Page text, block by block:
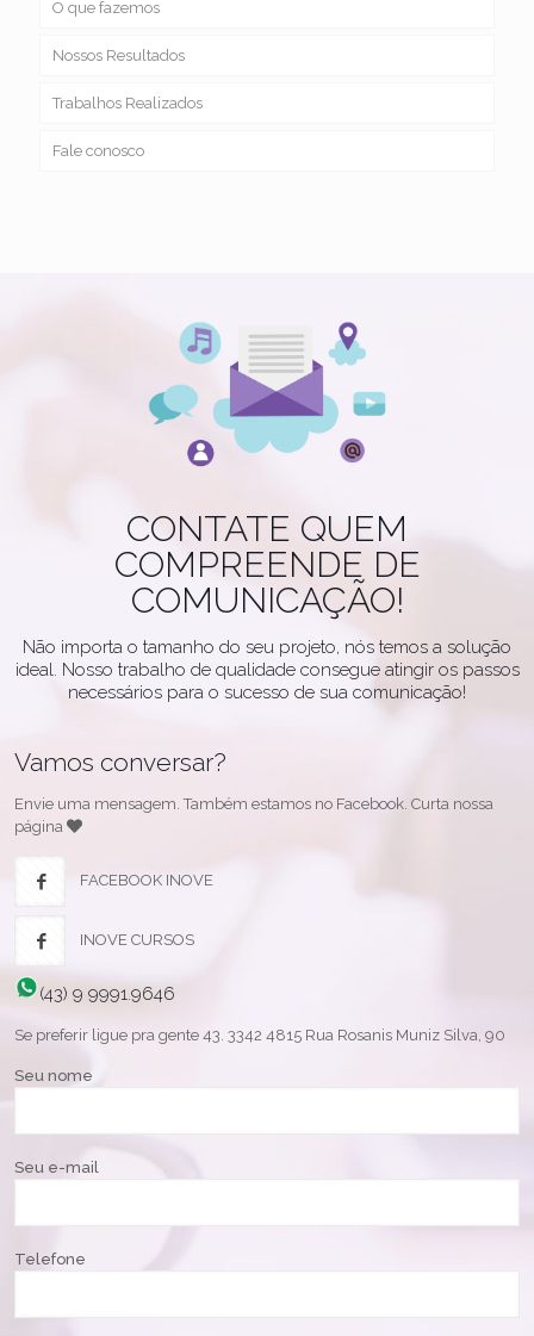
O que fazemos
Nossos Resultados
Trabalhos Realizados
Fale conosco
CONTATE QUEM
COMPREENDE DE
COMUNICAÇÃO!
Não importa o tamanho do seu projeto, nós temos a solução
ideal. Nosso trabalho de qualidade consegue atingir os passos
necessários para o sucesso de sua comunicação!
Vamos conversar?
Envie uma mensagem. Também estamos no Facebook. Curta nossa
página
FACEBOOK INOVE
INOVE CURSOS
(43) 9 9991.9646
Se preferir ligue pra gente 43. 3342 4815 Rua Rosanis Muniz Silva, 90
Seu nome
Seu e-mail
Telefone